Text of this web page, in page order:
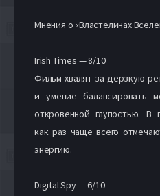
Мнения о «Властелинах
Irish Times — 8/10
Фильм хвалят за дерзкую
и умение балансировать
откровенной глупостью. В
как раз чаще всего
энергию.
Digital Spy — 6/10